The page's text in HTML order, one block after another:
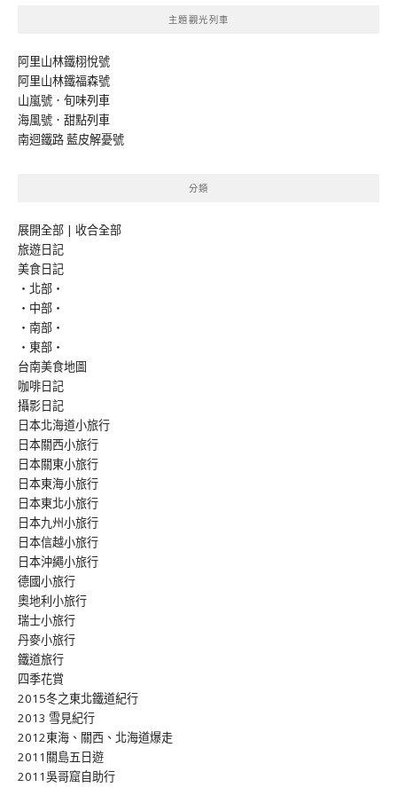
主題觀光列車
阿里山林鐵栩悅號
阿里山林鐵福森號
山嵐號．旬味列車
海風號．甜點列車
南迴鐵路 藍皮解憂號
分類
展開全部 | 收合全部
旅遊日記
美食日記
‧北部‧
‧中部‧
‧南部‧
‧東部‧
台南美食地圖
咖啡日記
攝影日記
日本北海道小旅行
日本關西小旅行
日本關東小旅行
日本東海小旅行
日本東北小旅行
日本九州小旅行
日本信越小旅行
日本沖繩小旅行
德國小旅行
奧地利小旅行
瑞士小旅行
丹麥小旅行
鐵道旅行
四季花賞
2015冬之東北鐵道紀行
2013 雪見紀行
2012東海、關西、北海道爆走
2011關島五日遊
2011吳哥窟自助行